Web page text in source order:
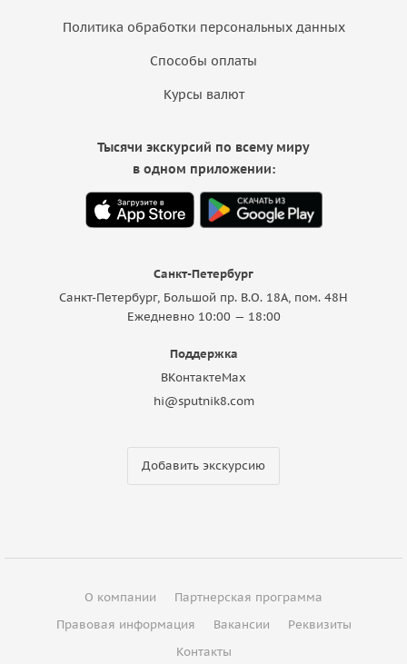
Политика обработки персональных данных
Способы оплаты
Курсы валют
Санкт-Петербург
Санкт-Петербург, Большой пр. В.О. 18A, пом. 48Н
Ежедневно 10:00 — 18:00
Поддержка
ВКонтактеMax
hi@sputnik8.com
Добавить экскурсию
Тысячи экскурсий по всему миру
в одном приложении:
О компании
Партнерская программа
Правовая информация
Вакансии
Реквизиты
Контакты